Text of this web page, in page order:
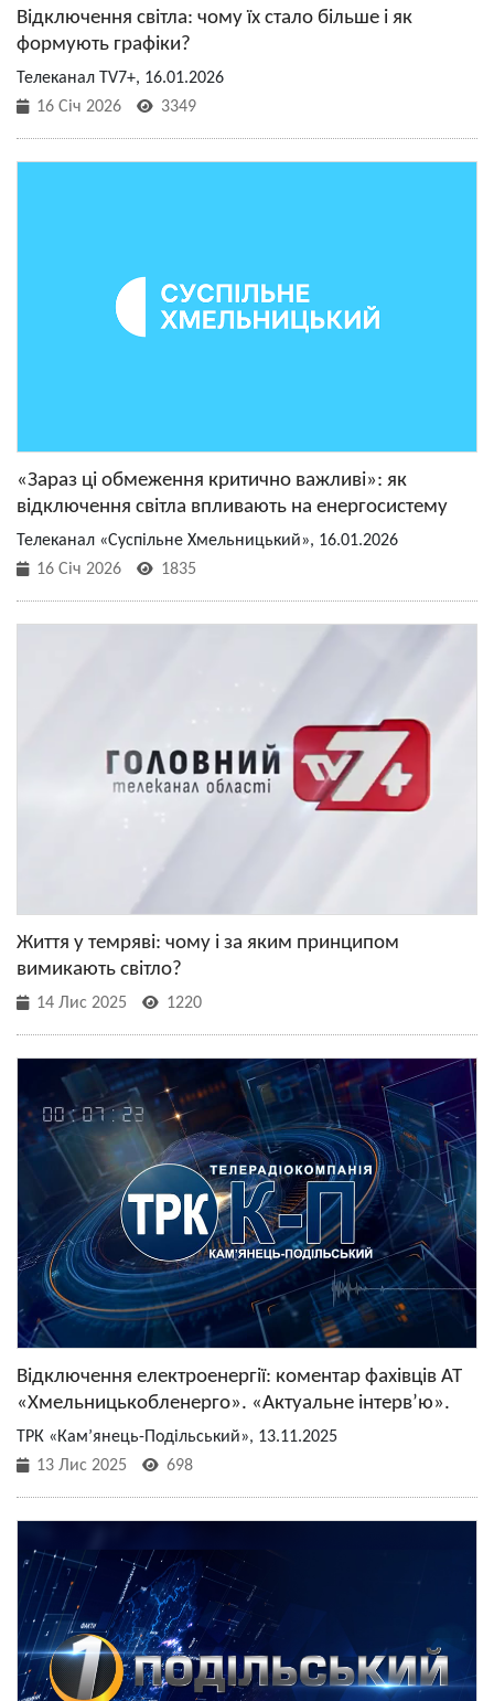
Відключення світла: чому їх стало більше і як
формують графіки?
Телеканал TV7+, 16.01.2026
16 Січ 2026
3349
«Зараз ці обмеження критично важливі»: як
відключення світла впливають на енергосистему
Телеканал «Суспільне Хмельницький», 16.01.2026
16 Січ 2026
1835
Життя у темряві: чому і за яким принципом
вимикають світло?
14 Лис 2025 1220
Відключення електроенергії: коментар фахівців АТ
«Хмельницькобленерго». «Актуальне інтерв’ю».
ТРК «Кам’янець-Подільський», 13.11.2025
13 Лис 2025
698